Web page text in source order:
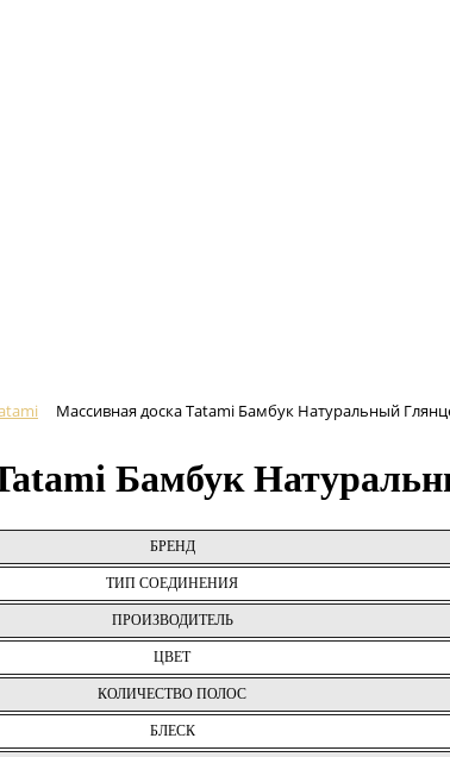
Массивная доска Tatami Бамбук Натуральный
Бамбук
БРЕНД
ТИП СОЕДИНЕНИЯ
ПРОИЗВОДИТЕЛЬ
ЦВЕТ
КОЛИЧЕСТВО ПОЛОС
БЛЕСК